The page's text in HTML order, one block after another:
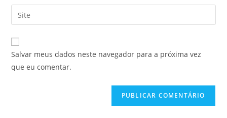
de
usuário
para
comentar
endereço
de
mail
para
comentar
Digite
o
URL
do
site
Salvar meus dados neste navegador para a próxima vez
que eu comentar.